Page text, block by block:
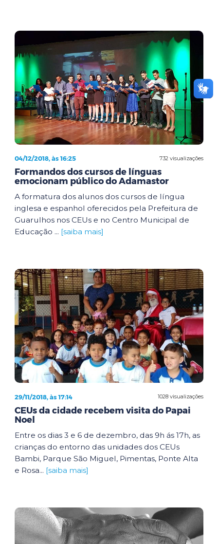
732 visualizações
04/12/2018, às 16:25
Formandos dos cursos de línguas
emocionam público do Adamastor
A formatura dos alunos dos cursos de língua
inglesa e espanhol oferecidos pela Prefeitura de
Guarulhos nos CEUs e no Centro Municipal de
Educação ... [saiba mais]
1028 visualizações
29/11/2018, às 17:14
CEUs da cidade recebem visita do Papai
Noel
Entre os dias 3 e 6 de dezembro, das 9h ás 17h, as
crianças do entorno das unidades dos CEUs
Bambi, Parque São Miguel, Pimentas, Ponte Alta
e Rosa... [saiba mais]